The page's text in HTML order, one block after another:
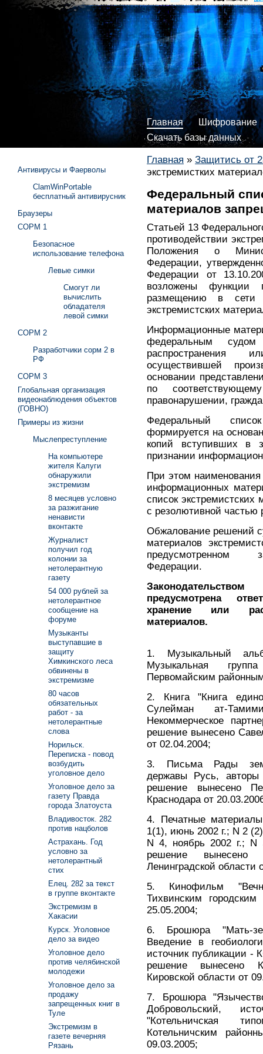
Главная
Шифрование
Скачать базы данных
Главная » Защитись от
экстремистких
Федеральный
материалов
Статьей 13
противодействии
Положения о
Федерации,
Федерации от
возложены функции
размещению в сети
экстремистских
Информационные
федеральным
распространения
осуществившей
основании
по
правонарушении,
Федеральный
формируется на
копий вступивших в
признании
При этом
информационных
список экстремистских
с резолютивной частью
Обжалование решений
материалов
предусмотренном
Федерации.
предусмотрена
хранение или
материалов.
1. Музыкальный
Музыкальная
Первомайским
2. Книга "Книга
Сулейман ат-
Некоммерческое
решение вынесено
от 02.04.2004;
3. Письма Рады
державы Русь,
решение вынесено
Краснодара от
4. Печатные
1(1), июнь 2002 г.; N 2
N 4, ноябрь 2002 г.; N
решение вынесено
Ленинградской области
5. Кинофильм
Тихвинским
25.05.2004;
6. Брошюра "Мать-
Введение в
источник публикации -
решение вынесено
Кировской области от
7. Брошюра
Добровольский,
"Котельничская
Котельничским
09.03.2005;
Антивирусы и Фаерволы
ClamWinPortable
бесплатный антивирусник
Браузеры
СОРМ 1
Безопасное
использование телефона
Левые симки
Смогут ли
вычислить
обладателя
левой симки
СОРМ 2
Разработчики сорм 2 в
РФ
СОРМ 3
Глобальная организация
видеонаблюдения объектов
(ГОВНО)
Примеры из жизни
Мыслепреступление
На компьютере
жителя Калуги
обнаружили
экстремизм
8 месяцев условно
за разжигание
ненависти
вконтакте
Журналист
получил год
колонии за
нетолерантную
газету
54 000 рублей за
нетолерантное
сообщение на
форуме
Музыканты
выступавшие в
защиту
Химкинского леса
обвинены в
экстремизме
80 часов
обязательных
работ - за
нетолерантные
слова
Норильск.
Переписка - повод
возбудить
уголовное дело
Уголовное дело за
газету Правда
города Златоуста
Владивосток. 282
против нацболов
Астрахань. Год
условно за
нетолерантный
стих
Елец. 282 за текст
в группе вконтакте
Экстремизм в
Хакасии
Курск. Уголовное
дело за видео
Уголовное дело
против челябинской
молодежи
Уголовное дело за
продажу
запрещенных книг в
Туле
Экстремизм в
газете вечерняя
Рязань